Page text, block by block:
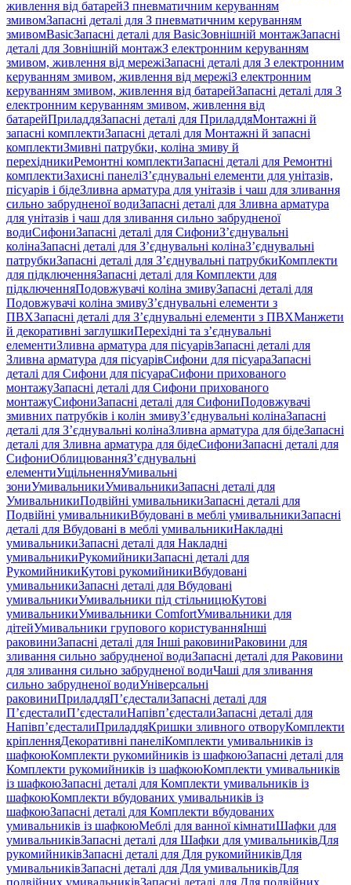
живлення від батарейЗ пневматичним керуванням
змивомЗапасні деталі для З пневматичним керуванням
змивомBasicЗапасні деталі для BasicЗовнішній монтажЗапасні
деталі для Зовнішній монтажЗ електронним керуванням
змивом, живлення від мережіЗапасні деталі для З електронним
керуванням змивом, живлення від мережіЗ електронним
керуванням змивом, живлення від батарейЗапасні деталі для З
електронним керуванням змивом, живлення від
батарейПриладдяЗапасні деталі для ПриладдяМонтажні й
запасні комплектиЗапасні деталі для Монтажні й запасні
комплектиЗмивні патрубки, коліна змиву й
перехідникиРемонтні комплектиЗапасні деталі для Ремонтні
комплектиЗахисні панеліЗ’єднувальні елементи для унітазів,
пісуарів і бідеЗливна арматура для унітазів і чаш для зливання
сильно забрудненої водиЗапасні деталі для Зливна арматура
для унітазів і чаш для зливання сильно забрудненої
водиСифониЗапасні деталі для СифониЗ’єднувальні
колінаЗапасні деталі для З’єднувальні колінаЗ’єднувальні
патрубкиЗапасні деталі для З’єднувальні патрубкиКомплекти
для підключенняЗапасні деталі для Комплекти для
підключенняПодовжувачі коліна змивуЗапасні деталі для
Подовжувачі коліна змивуЗ’єднувальні елементи з
ПВХЗапасні деталі для З’єднувальні елементи з ПВХМанжети
й декоративні заглушкиПерехідні та з’єднувальні
елементиЗливна арматура для пісуарівЗапасні деталі для
Зливна арматура для пісуарівСифони для пісуараЗапасні
деталі для Сифони для пісуараСифони прихованого
монтажуЗапасні деталі для Сифони прихованого
монтажуСифониЗапасні деталі для СифониПодовжувачі
змивних патрубків і колін змивуЗ’єднувальні колінаЗапасні
деталі для З’єднувальні колінаЗливна арматура для бідеЗапасні
деталі для Зливна арматура для бідеСифониЗапасні деталі для
СифониОблицюванняЗ’єднувальні
елементиУщільненняУмивальні
зониУмивальникиУмивальникиЗапасні деталі для
УмивальникиПодвійні умивальникиЗапасні деталі для
Подвійні умивальникиВбудовані в меблі умивальникиЗапасні
деталі для Вбудовані в меблі умивальникиНакладні
умивальникиЗапасні деталі для Накладні
умивальникиРукомийникиЗапасні деталі для
РукомийникиКутові рукомийникиВбудовані
умивальникиЗапасні деталі для Вбудовані
умивальникиУмивальники під стільницюКутові
умивальникиУмивальники ComfortУмивальники для
дітейУмивальники групового користуванняІнші
раковиниЗапасні деталі для Інші раковиниРаковини для
зливання сильно забрудненої водиЗапасні деталі для Раковини
для зливання сильно забрудненої водиЧаші для зливання
сильно забрудненої водиУніверсальні
раковиниПриладдяП’єдесталиЗапасні деталі для
П’єдесталиП’єдесталиНапівп’єдесталиЗапасні деталі для
Напівп’єдесталиПриладдяКришки зливного отворуКомплекти
кріпленняДекоративні панеліКомплекти умивальників із
шафкоюКомплекти рукомийників із шафкоюЗапасні деталі для
Комплекти рукомийників із шафкоюКомплекти умивальників
із шафкоюЗапасні деталі для Комплекти умивальників із
шафкоюКомплекти вбудованих умивальників із
шафкоюЗапасні деталі для Комплекти вбудованих
умивальників із шафкоюМеблі для ванної кімнатиШафки для
умивальниківЗапасні деталі для Шафки для умивальниківДля
рукомийниківЗапасні деталі для Для рукомийниківДля
умивальниківЗапасні деталі для Для умивальниківДля
подвійних умивальниківЗапасні деталі для Для подвійних